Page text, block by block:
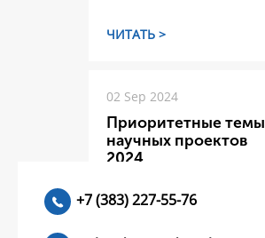
ЧИТАТЬ >
02 Sep 2024
Приоритетные темы
научных проектов
2024
ЧИТАТЬ >
+7 (383) 227-55-76